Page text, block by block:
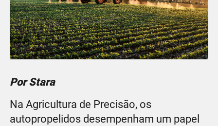
Por Stara
Na Agricultura de Precisão, os
autopropelidos desempenham um papel